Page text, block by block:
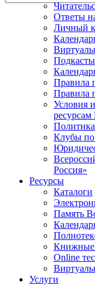
Ответы
Личный
Подкасты
Правила
Правила
Условия
ресурсам
Клубы по
Россия»
Ресурсы
Каталоги
Память
Книжные
Online
Услуги